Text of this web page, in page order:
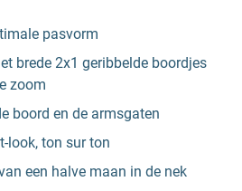
pasvorm
brede 2x1 geribbelde boordjes
zoom
boord en de armsgaten
look, ton sur ton
een halve maan in de nek